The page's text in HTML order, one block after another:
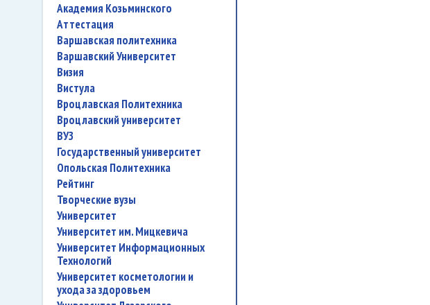
Академия Козьминского
аттестация
Варшавская политехника
Варшавский Университет
Визия
Вистула
Вроцлавская Политехника
Вроцлавский университет
ВУЗ
государственный университет
Опольская Политехника
рейтинг
творческие вузы
университет
Университет им. Мицкевича
Университет Информационных
Технологий
университет косметологии и
ухода за здоровьем